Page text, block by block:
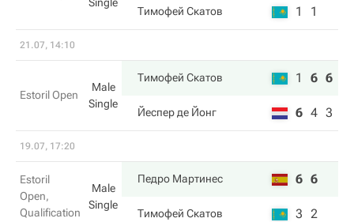
Тимофей Скатов 1 1
21.07, 14:10
Estoril Open
Male
Single
Тимофей Скатов 1 6 6
Йеспер де Йонг 6 4 3
19.07, 17:20
Estoril
Open,
Qualification
Male
Single
Педро Мартинес 6 6
Тимофей Скатов 3 2